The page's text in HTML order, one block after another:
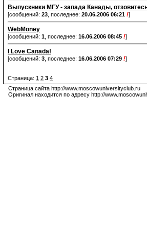
Выпускники МГУ - запада Канады,
[сообщений: 23 , последнее: 20.06.2006 06:21 !]
WebMoney
[сообщений: 1 , последнее: 16.06.2006 08:45 !]
I Love Canada!
[сообщений: 3 , последнее: 16.06.2006 07:29 !]
Страница: 1 2 3 4
Страница сайта http://www.moscowuniversityclub.ru
Оригинал находится по адресу http://